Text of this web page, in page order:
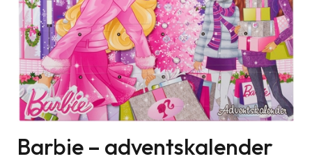
Barbie – adventskalender